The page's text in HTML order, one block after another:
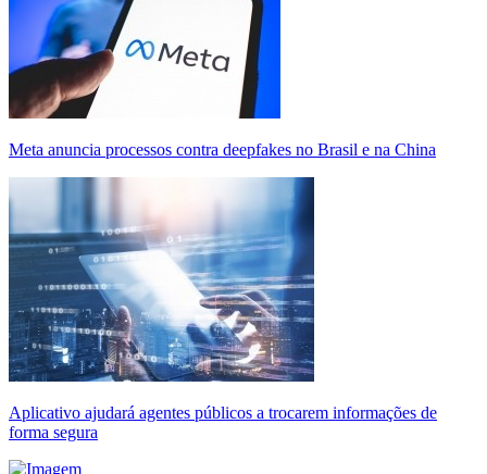
Meta anuncia processos contra deepfakes no Brasil e na China
Aplicativo ajudará agentes públicos a trocarem informações de
forma segura